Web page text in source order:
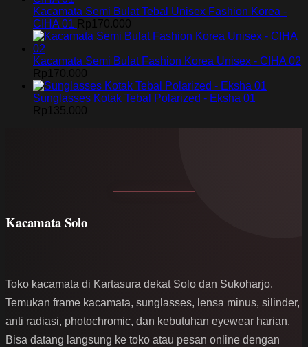
Kacamata Semi Bulat Tebal Unisex Fashion Korea -
CIHA 01 Rp 170.000
Kacamata Semi Bulat Fashion Korea Unisex - CIHA 02
Rp 170.000
Sunglasses Kotak Tebal Polarized - Eksha 01
Rp 135.000
Kacamata Solo
Toko kacamata di Kartasura dekat Solo dan Sukoharjo.
Temukan frame kacamata, sunglasses, lensa minus, silinder,
anti radiasi, photochromic, dan kebutuhan eyewear harian.
Bisa datang langsung ke toko atau pesan online dengan